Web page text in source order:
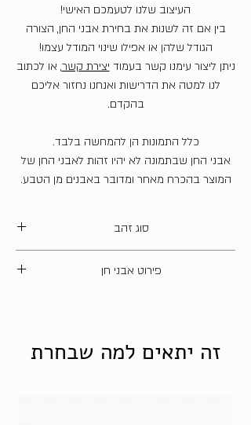
העיצוב שלנו לטעמכם האישי!
בין אם זה לשנות את בחירת אבני החן, הצורה
הגודל שלהן או אפילו שינוי המודל עצמו!
ניתן ליצור עימנו קשר בעמוד יצירת קשר, או לכתוב
לנו למטה את הדרישות ואנחנו נחזור אליכם
בהקדם.
כלל התמונות הן להמחשה בלבד.
אבני החן שבתמונה לא יהיו זהות לאבני החן של
המוצר בהכרח מאחר ומדובר באבנים מן הטבע.
סוג זהב
פירוט אבני חן
זה יתאים למה שבחרת